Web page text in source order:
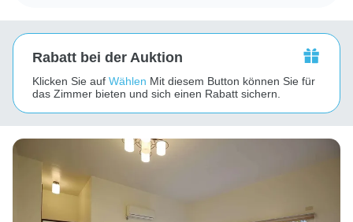
Rabatt bei der Auktion
Klicken Sie auf Wählen Mit diesem Button können Sie für
das Zimmer bieten und sich einen Rabatt sichern.